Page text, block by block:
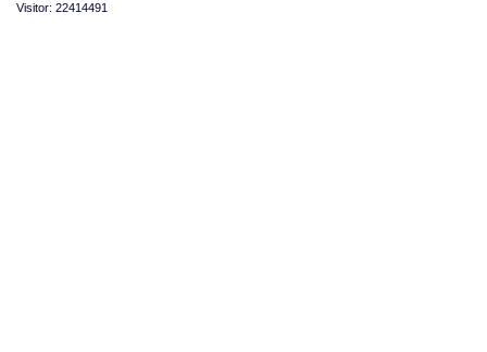
Visitor: 22414491